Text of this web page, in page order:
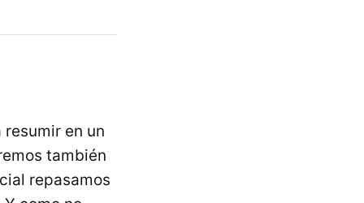
en un
también
repasamos